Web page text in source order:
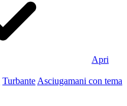
Apri
Turbante Asciugamani con tema